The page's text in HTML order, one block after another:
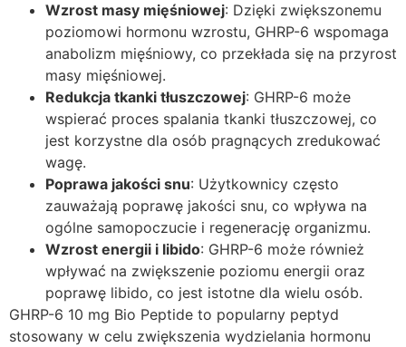
Wzrost masy mięśniowej: Dzięki zwiększonemu
poziomowi hormonu wzrostu, GHRP-6 wspomaga
anabolizm mięśniowy, co przekłada się na przyrost
masy mięśniowej.
Redukcja tkanki tłuszczowej: GHRP-6 może
wspierać proces spalania tkanki tłuszczowej, co
jest korzystne dla osób pragnących zredukować
wagę.
Poprawa jakości snu: Użytkownicy często
zauważają poprawę jakości snu, co wpływa na
ogólne samopoczucie i regenerację organizmu.
Wzrost energii i libido: GHRP-6 może również
wpływać na zwiększenie poziomu energii oraz
poprawę libido, co jest istotne dla wielu osób.
GHRP-6 10 mg Bio Peptide to popularny peptyd
stosowany w celu zwiększenia wydzielania hormonu